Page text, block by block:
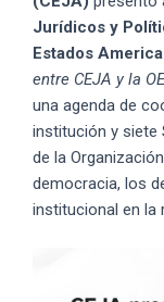
Jurídicos y
Estados
entre CEJA y la
una agenda de
institución y siete
de la
democracia, los
institucional en la